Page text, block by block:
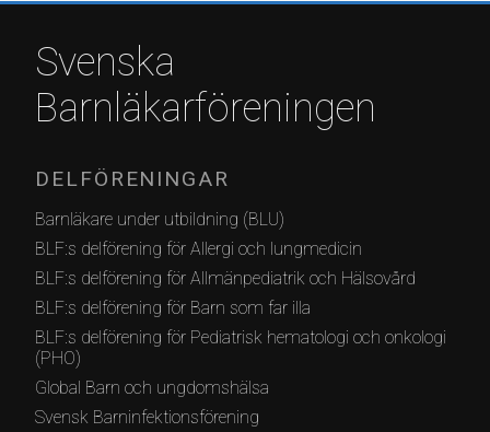
Svenska
Barnläkarföreningen
DELFÖRENINGAR
Barnläkare under utbildning (BLU)
BLF:s delförening för Allergi och lungmedicin
BLF:s delförening för Allmänpediatrik och Hälsovård
BLF:s delförening för Barn som far illa
BLF:s delförening för Pediatrisk hematologi och onkologi
(PHO)
Global Barn och ungdomshälsa
Svensk Barninfektionsförening